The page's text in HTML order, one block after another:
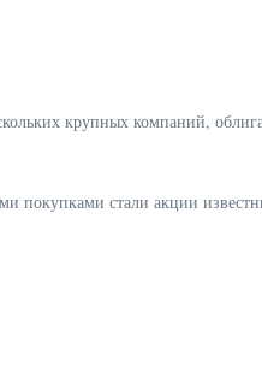
крупных компаний,
покупками стали акции